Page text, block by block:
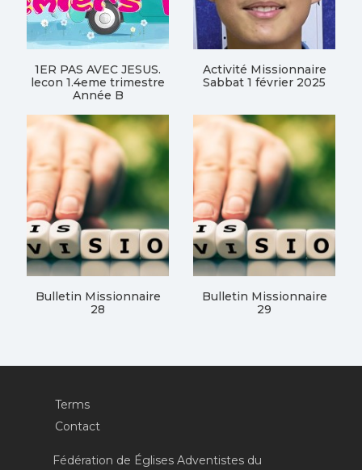
1ER PAS AVEC JESUS.
lecon 1.4eme trimestre
Année B
Activité Missionnaire
Sabbat 1 février 2025
Bulletin Missionnaire
28
Bulletin Missionnaire
29
Fédération de Églises Adventistes du
Terms
Contact